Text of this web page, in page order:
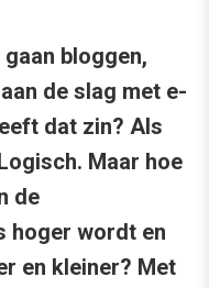
bloggen,
de slag met e-
dat zin? Als
Maar hoe
de
hoger wordt en
en kleiner? Met